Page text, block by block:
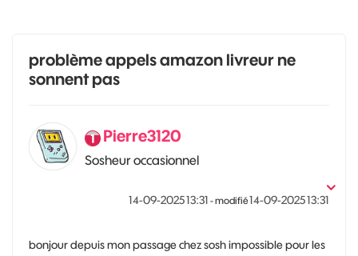
problème appels amazon livreur ne
sonnent pas
Pierre3120
Sosheur occasionnel
‎14-09-202513:31 - modifié‎14-09-202513:31
bonjour depuis mon passage chez sosh impossible pour les